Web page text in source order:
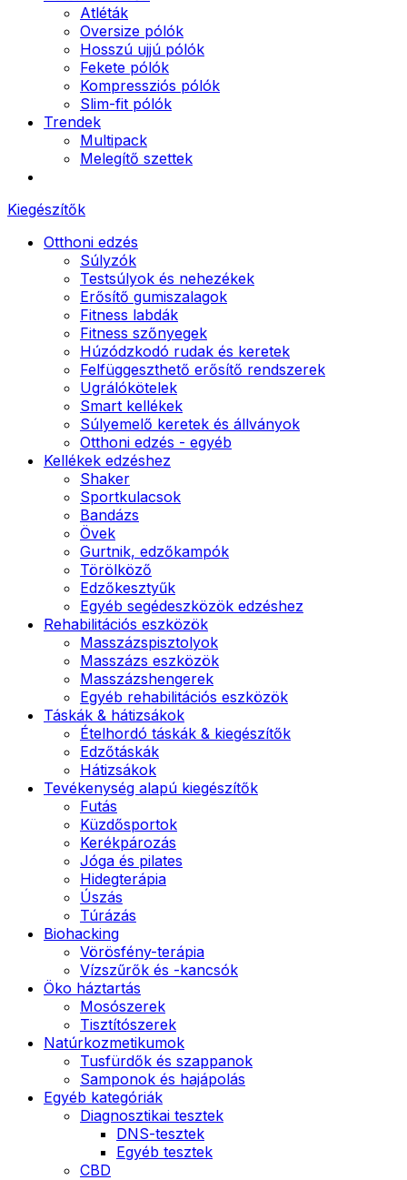
Atléták
Oversize pólók
Hosszú ujjú pólók
Fekete pólók
Kompressziós pólók
Slim-fit pólók
Trendek
Multipack
Melegítő szettek
Kiegészítők
Otthoni edzés
Súlyzók
Testsúlyok és nehezékek
Erősítő gumiszalagok
Fitness labdák
Fitness szőnyegek
Húzódzkodó rudak és keretek
Felfüggeszthető erősítő rendszerek
Ugrálókötelek
Smart kellékek
Súlyemelő keretek és állványok
Otthoni edzés - egyéb
Kellékek edzéshez
Shaker
Sportkulacsok
Bandázs
Övek
Gurtnik, edzőkampók
Törölköző
Edzőkesztyűk
Egyéb segédeszközök edzéshez
Rehabilitációs eszközök
Masszázspisztolyok
Masszázs eszközök
Masszázshengerek
Egyéb rehabilitációs eszközök
Táskák & hátizsákok
Ételhordó táskák & kiegészítők
Edzőtáskák
Hátizsákok
Tevékenység alapú kiegészítők
Futás
Küzdősportok
Kerékpározás
Jóga és pilates
Hidegterápia
Úszás
Túrázás
Biohacking
Vörösfény-terápia
Vízszűrők és -kancsók
Öko háztartás
Mosószerek
Tisztítószerek
Natúrkozmetikumok
Tusfürdők és szappanok
Samponok és hajápolás
Egyéb kategóriák
Diagnosztikai tesztek
DNS-tesztek
Egyéb tesztek
CBD